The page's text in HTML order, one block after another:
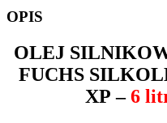
OPIS
OLEJ
FUCHS
XP –6